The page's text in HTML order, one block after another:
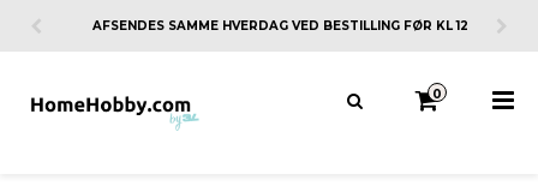
AFSENDES SAMME HVERDAG VED BESTILLING FØR KL 12
0